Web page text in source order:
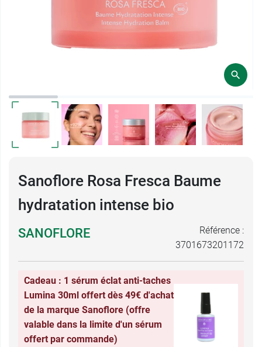
Sanoflore Rosa Fresca Baume
hydratation intense bio
SANOFLORE
Référence :
3701673201172
Cadeau : 1 sérum éclat anti-taches
Lumina 30ml offert dès 49€ d'achat
de la marque Sanoflore (offre
valable dans la limite d'un sérum
offert par commande)